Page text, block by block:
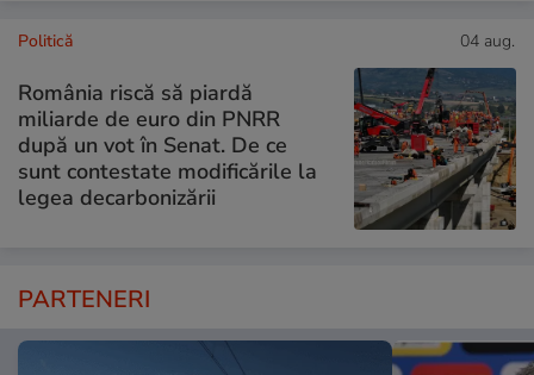
Politică 04 aug.
România riscă să piardă
miliarde de euro din PNRR
după un vot în Senat. De ce
sunt contestate modificările la
legea decarbonizării
PARTENERI